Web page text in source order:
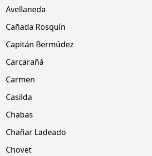
Avellaneda
Cañada Rosquín
Capitán Bermúdez
Carcarañá
Carmen
Casilda
Chabas
Chañar Ladeado
Chovet